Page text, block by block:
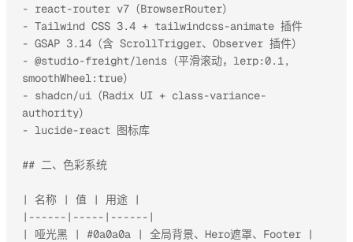
- react-router v7（BrowserRouter）
- Tailwind CSS 3.4 + tailwindcss-animate 插件
- GSAP 3.14（含 ScrollTrigger、Observer 插件）
- @studio-freight/lenis（平滑滚动，lerp:0.1,
smoothWheel:true）
- shadcn/ui（Radix UI + class-variance-
authority）
- lucide-react 图标库
## 二、色彩系统
| 名称 | 值 | 用途 |
|------|-----|------|
| 哑光黑 | #0a0a0a | 全局背景、Hero遮罩、Footer |